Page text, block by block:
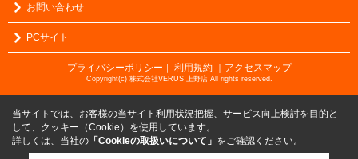
お問い合わせ
PCサイト
プライバシーポリシー ｜ 利用規約 ｜アクセスマップ
Copyright(c) 株式会社VERUS 上野店 All rights reserved.
当サイトでは、お客様の当サイト利用状況把握、サービス向上検討を目的と
して、クッキー（Cookie）を使用しています。
詳しくは、当社の 「Cookieの取扱いについて」 をご確認ください。